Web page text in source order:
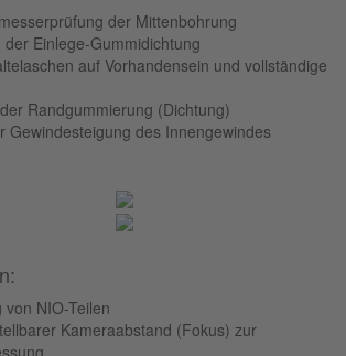
der Mittenbohrung
Einlege-Gummidichtung
auf Vorhandensein und vollständige
Randgummierung (Dichtung)
Gewindesteigung des Innengewindes
NIO-Teilen
Kameraabstand (Fokus) zur